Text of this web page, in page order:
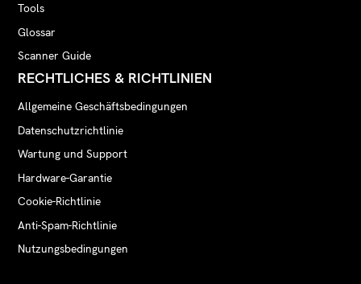
Tools
Glossar
Scanner Guide
RECHTLICHES & RICHTLINIEN
Allgemeine Geschäftsbedingungen
Datenschutzrichtlinie
Wartung und Support
Hardware-Garantie
Cookie-Richtlinie
Anti-Spam-Richtlinie
Nutzungsbedingungen